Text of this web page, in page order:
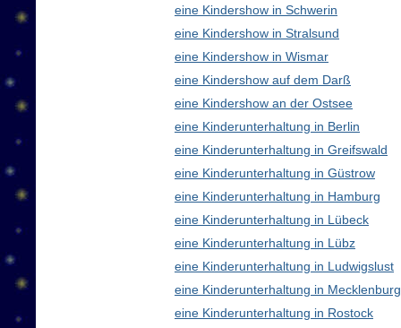
eine Kindershow in Schwerin
eine Kindershow in Stralsund
eine Kindershow in Wismar
eine Kindershow auf dem Darß
eine Kindershow an der Ostsee
eine Kinderunterhaltung in Berlin
eine Kinderunterhaltung in Greifswald
eine Kinderunterhaltung in Güstrow
eine Kinderunterhaltung in Hamburg
eine Kinderunterhaltung in Lübeck
eine Kinderunterhaltung in Lübz
eine Kinderunterhaltung in Ludwigslust
eine Kinderunterhaltung in
eine Kinderunterhaltung in Rostock